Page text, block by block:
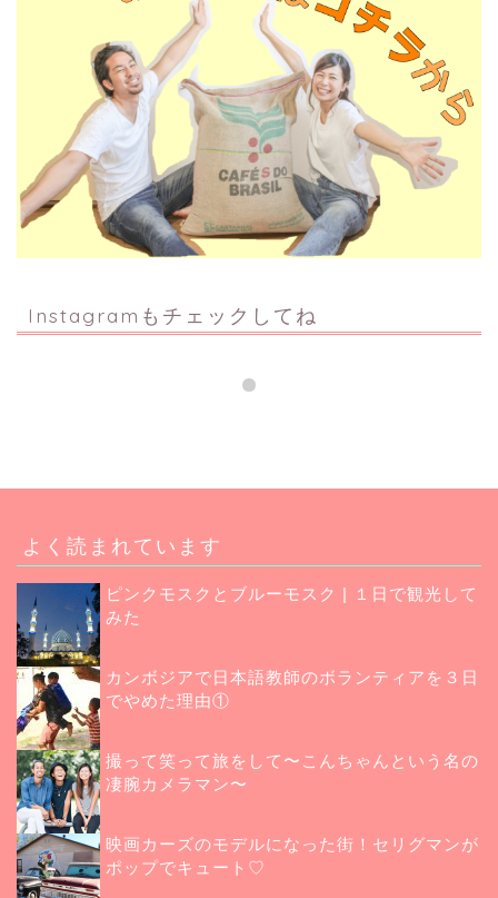
Instagramもチェックしてね
よく読まれています
ピンクモスクとブルーモスク | １日で観光して
みた
カンボジアで日本語教師のボランティアを３日
でやめた理由①
撮って笑って旅をして〜こんちゃんという名の
凄腕カメラマン〜
映画カーズのモデルになった街！セリグマンが
ポップでキュート♡